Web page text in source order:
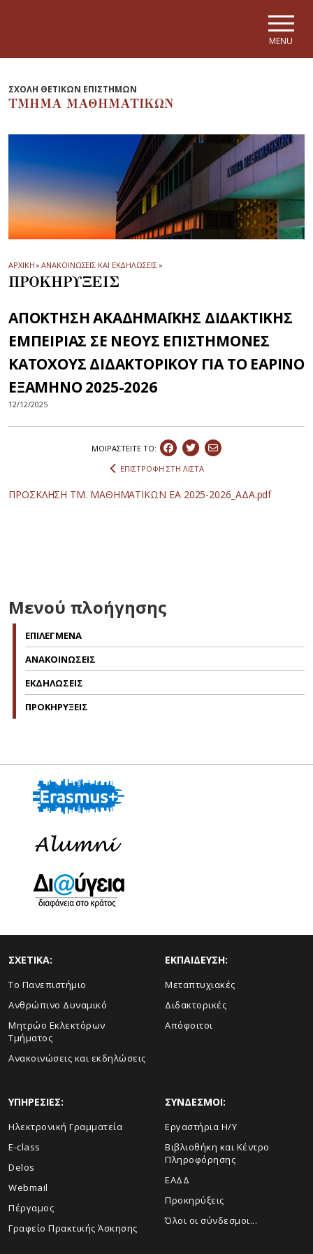
MENU
ΣΧΟΛΗ ΘΕΤΙΚΩΝ ΕΠΙΣΤΗΜΩΝ
ΤΜΗΜΑ ΜΑΘΗΜΑΤΙΚΩΝ
ΑΡΧΙΚΗ» ΑΝΑΚΟΙΝΩΣΕΙΣ ΚΑΙ ΕΚΔΗΛΩΣΕΙΣ»
ΠΡΟΚΗΡΥΞΕΙΣ
ΑΠΟΚΤΗΣΗ ΑΚΑΔΗΜΑΪΚΗΣ ΔΙΔΑΚΤΙΚΗΣ
ΕΜΠΕΙΡΙΑΣ ΣΕ ΝΕΟΥΣ ΕΠΙΣΤΗΜΟΝΕΣ
ΚΑΤΟΧΟΥΣ ΔΙΔΑΚΤΟΡΙΚΟΥ ΓΙΑ ΤΟ ΕΑΡΙΝΟ
ΕΞΑΜΗΝΟ 2025-2026
12/12/2025
ΜΟΙΡΑΣΤEIΤΕ ΤΟ:
ΕΠΙΣΤΡΟΦΗ ΣΤΗ ΛΙΣΤΑ
ΠΡΟΣΚΛΗΣΗ ΤΜ. ΜΑΘΗΜΑΤΙΚΩΝ ΕΑ 2025-2026_ΑΔΑ.pdf
Μενού πλοήγησης
ΕΠΙΛΕΓΜΕΝΑ
ΑΝΑΚΟΙΝΩΣΕΙΣ
ΕΚΔΗΛΩΣΕΙΣ
ΠΡΟΚΗΡΥΞΕΙΣ
ΣΧΕΤΙΚΑ:
Το Πανεπιστήμιο
Ανθρώπινο Δυναμικό
Μητρώο Εκλεκτόρων
Τμήματος
Ανακοινώσεις και εκδηλώσεις
ΕΚΠΑΙΔΕΥΣΗ:
Μεταπτυχιακές
Διδακτορικές
Απόφοιτοι
ΥΠΗΡΕΣΙΕΣ:
Ηλεκτρονική Γραμματεία
E-class
Delos
Webmail
Πέργαμος
Γραφείο Πρακτικής Άσκησης
ΣΥΝΔΕΣΜΟΙ:
Εργαστήρια Η/Υ
Βιβλιοθήκη και Κέντρο
Πληροφόρησης
ΕΑΔΔ
Προκηρύξεις
Όλοι οι σύνδεσμοι...